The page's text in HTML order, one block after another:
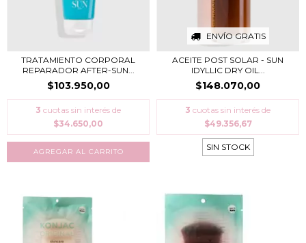
TRATAMIENTO CORPORAL
REPARADOR AFTER-SUN...
$103.950,00
3 cuotas sin interés de
$34.650,00
ENVÍO GRATIS
ACEITE POST SOLAR - SUN
IDYLLIC DRY OIL...
$148.070,00
3 cuotas sin interés de
$49.356,67
SIN STOCK